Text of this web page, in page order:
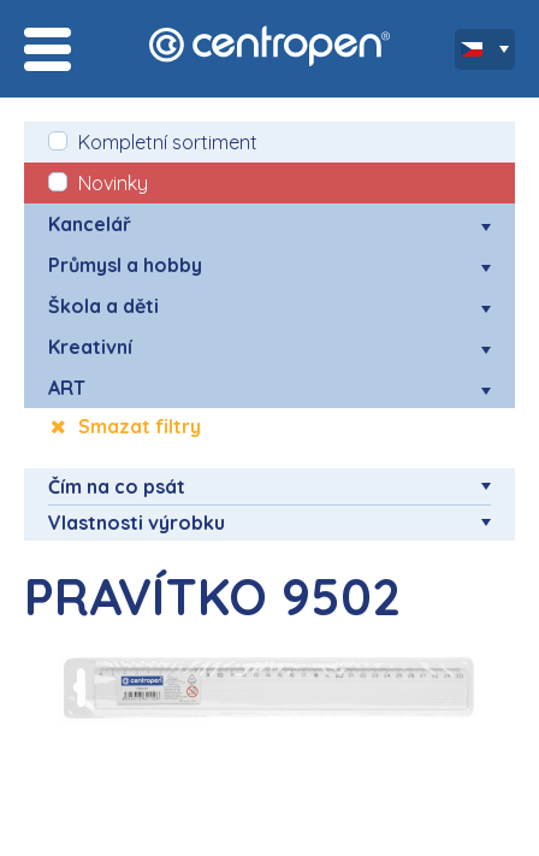
Kompletní sortiment
Novinky
Kancelář
Průmysl a hobby
Škola a děti
Kreativní
ART
Smazat filtry
Čím na co psát
Vlastnosti výrobku
PRAVÍTKO 9502